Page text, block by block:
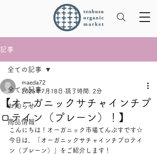
記事
全ての記事
お知らせ
商品情報
全ての記事
【オーガニックサチャインチプ
ロテイン（プレーン）！】
maeda72
2025年7月18日 読了時間: 2分
こんにちは！オーガニック市場てんぶすです☆
今日は、「オーガニックサチャインチプロテイ
ン（プレーン）」をご紹介します！